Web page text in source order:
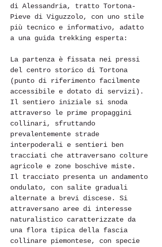
di Alessandria, tratto Tortona-
Pieve di Viguzzolo, con uno stile
più tecnico e informativo, adatto
a una guida trekking esperta:
La partenza è fissata nei pressi
del centro storico di Tortona
(punto di riferimento facilmente
accessibile e dotato di servizi).
Il sentiero iniziale si snoda
attraverso le prime propaggini
collinari, sfruttando
prevalentemente strade
interpoderali e sentieri ben
tracciati che attraversano colture
agricole e zone boschive miste.
Il tracciato presenta un andamento
ondulato, con salite graduali
alternate a brevi discese. Si
attraversano aree di interesse
naturalistico caratterizzate da
una flora tipica della fascia
collinare piemontese, con specie